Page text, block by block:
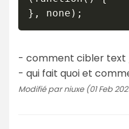
- comment cibler text
- qui fait quoi et
Modifié par niuxe (01 Feb